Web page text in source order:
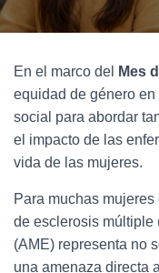
En el marco del Mes
equidad de género
social para abordar
el impacto de las
vida de las mujeres.
Para muchas
de esclerosis múltiple
(AME) representa no
una amenaza directa